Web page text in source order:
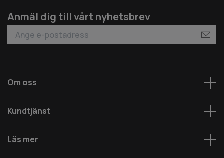
Anmäl dig till vårt nyhetsbrev
Om oss
Kundtjänst
Läs mer